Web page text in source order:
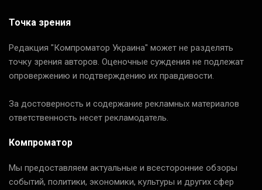
Точка зрения
Редакция "Компроматор Украина" может не разделять
точку зрения авторов. Оценочные суждения не подлежат
опровержению и подтверждению их правдивости.
За достоверность и содержание рекламных материалов
ответственность несет рекламодатель.
Компроматор
Мы предоставляем актуальные и всесторонние обзоры
событий, политики, экономики, культуры и других сфер